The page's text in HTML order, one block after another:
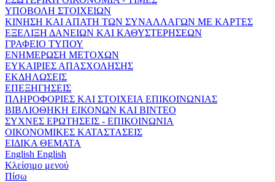
ΥΠΟΒΟΛΗ ΣΤΟΙΧΕΙΩΝ
ΚΙΝΗΣΗ ΚΑΙ ΑΠΑΤΗ ΤΩΝ ΣΥΝΑΛΛΑΓΩΝ ΜΕ ΚΑΡΤΕΣ
ΕΞΕΛΙΞΗ ΔΑΝΕΙΩΝ ΚΑΙ ΚΑΘΥΣΤΕΡΗΣΕΩΝ
ΓΡΑΦΕΙΟ ΤΥΠΟΥ
ΕΝΗΜΕΡΩΣΗ ΜΕΤΟΧΩΝ
ΕΥΚΑΙΡΙΕΣ ΑΠΑΣΧΟΛΗΣΗΣ
ΕΚΔΗΛΩΣΕΙΣ
ΕΠΕΞΗΓΗΣΕΙΣ
ΠΛΗΡΟΦΟΡΙΕΣ ΚΑΙ ΣΤΟΙΧΕΙΑ ΕΠΙΚΟΙΝΩΝΙΑΣ
ΒΙΒΛΙΟΘΗΚΗ ΕΙΚΟΝΩΝ ΚΑΙ ΒΙΝΤΕΟ
ΣΥΧΝΕΣ ΕΡΩΤΗΣΕΙΣ - ΕΠΙΚΟΙΝΩΝΙΑ
ΟΙΚΟΝΟΜΙΚΕΣ ΚΑΤΑΣΤΑΣΕΙΣ
ΕΙΔΙΚΑ ΘΕΜΑΤΑ
English English
Κλείσιμο μενού
Πίσω